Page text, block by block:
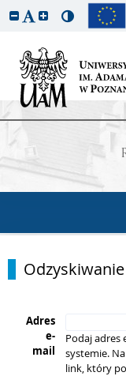
Odzyskiwanie
Adres
e-
mail
Podaj adres
systemie.
link, który